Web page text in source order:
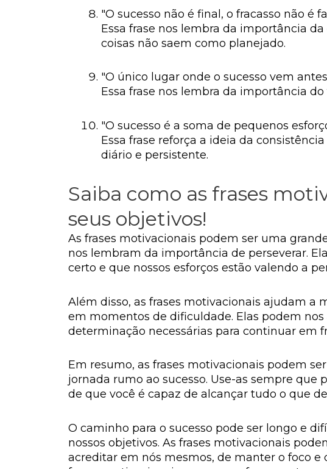
"O sucesso não é final, o fracasso não é
Essa frase nos lembra da importância
coisas não saem como planejado.
"O único lugar onde o sucesso vem
Essa frase nos lembra da importância
"O sucesso é a soma de pequenos
Essa frase reforça a ideia da
diário e persistente.
Saiba como as frases
seus objetivos!
As frases motivacionais podem ser uma
nos lembram da importância de perseverar.
certo e que nossos esforços estão valendo a
Além disso, as frases motivacionais ajudam a
em momentos de dificuldade. Elas podem
determinação necessárias para continuar em
Em resumo, as frases motivacionais podem
jornada rumo ao sucesso. Use-as sempre
de que você é capaz de alcançar tudo o que
O caminho para o sucesso pode ser longo e
nossos objetivos. As frases motivacionais
acreditar em nós mesmos, de manter o foco